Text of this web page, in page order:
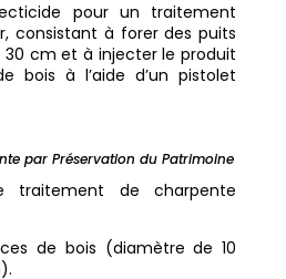
pour un traitement
consistant à forer des puits
30 cm et à injecter le produit
bois à l’aide d’un pistolet
par Préservation du Patrimoine
traitement de charpente
de bois (diamètre de 10